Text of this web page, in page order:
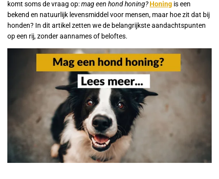
komt soms de vraag op:mag een hond honing?Honing is een
bekend en natuurlijk levensmiddel voor mensen, maar hoe zit dat bij
honden? In dit artikel zetten we de belangrijkste aandachtspunten
op een rij, zonder aannames of beloftes.